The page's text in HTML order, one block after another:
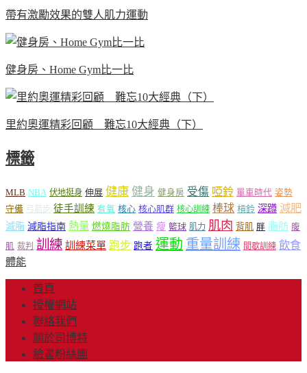
帶有激勵效果的雙人肌力運動
健身房、Home Gym比一比
里約奧運精彩回顧 難忘10大經典（下）
標籤
MLB NBA 伏地挺身 伸展 健康 健身 健身房 受傷 啞鈴 單車時代 姿勢
守備 弓箭步 徒手訓練 有氧 核心 核心肌群 核心訓練 棒球 槓鈴 深蹲 減肥
減脂 減脂指南 熱量 燃燒脂肪 營養 瘦 籃球 肌力 肌肉 背肌 胖 脂肪 腹
肌 裁判 訓練 訓練菜單 跑步 跑者 運動 重量訓練 間歇訓練 飲食
體能
首頁
授權網站
聯絡我們
關於司博特
臉書粉絲團